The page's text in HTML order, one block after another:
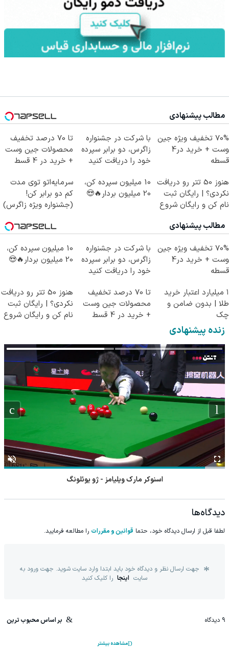
مطالب پیشنهادی
70% تخفیف ویژه جین
وست + خرید در4
قسطه
با شرکت در جشنواره
زاگرس، دو برابر سپرده
خود را دریافت کنید
تا 70 درصد تخفیف
محصولات جین وست
+ خرید در 4 قسط
هنوز 50 تتر رو دریافت
نکردی؟ | رایگان ثبت
نام کن و رایگان شروع
10 میلیون سپرده کن،
20 میلیون بردار🔥😍
سرمایه‌اتو توی مدت
کم دو برابر کن!
(جشنواره ویژه زاگرس)
مطالب پیشنهادی
70% تخفیف ویژه جین
وست + خرید در4
قسطه
با شرکت در جشنواره
زاگرس، دو برابر سپرده
خود را دریافت کنید
10 میلیون سپرده کن،
20 میلیون بردار🔥😍
۱ میلیارد اعتبار خرید
طلا | بدون ضامن و
چک
تا 70 درصد تخفیف
محصولات جین وست
+ خرید در 4 قسط
هنوز 50 تتر رو دریافت
نکردی؟ | رایگان ثبت
نام کن و رایگان شروع
زنده پیشنهادی
اسنوکر مارک ویلیامز - ژو یوئلونگ
دیدگاه‌ها
لطفا قبل از ارسال دیدگاه خود، حتما قوانین و مقررات را مطالعه فرمایید.
جهت ارسال نظر و دیدگاه خود باید ابتدا وارد سایت شوید. جهت ورود به
سایت اینجا را کلیک کنید
9 دیدگاه بر اساس محبوب ترین
مشاهده بیشتر